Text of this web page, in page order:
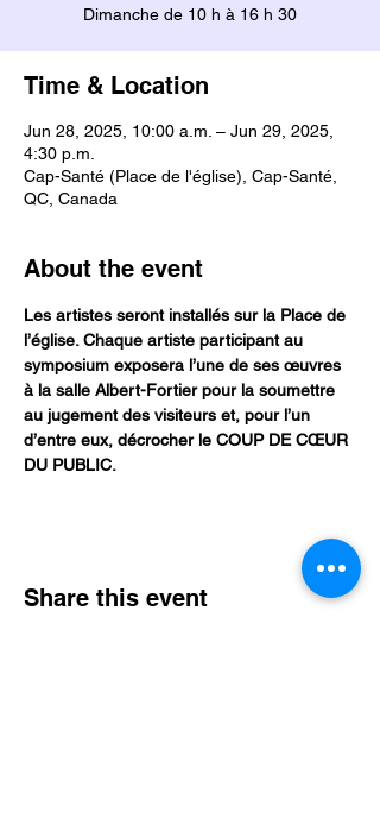
Dimanche de 10 h à 16 h 30
Time & Location
Jun 28, 2025, 10:00 a.m. – Jun 29, 2025,
4:30 p.m.
Cap-Santé (Place de l'église), Cap-Santé,
QC, Canada
About the event
Les artistes seront installés sur la Place de
l’église. Chaque artiste participant au
symposium exposera l’une de ses œuvres
à la salle Albert-Fortier pour la soumettre
au jugement des visiteurs et, pour l’un
d’entre eux, décrocher le COUP DE CŒUR
DU PUBLIC.
Share this event